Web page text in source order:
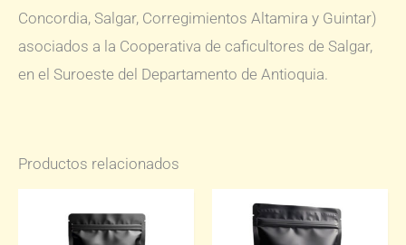
Concordia, Salgar, Corregimientos Altamira y Guintar)
asociados a la Cooperativa de caficultores de Salgar,
en el Suroeste del Departamento de Antioquia.
Productos relacionados